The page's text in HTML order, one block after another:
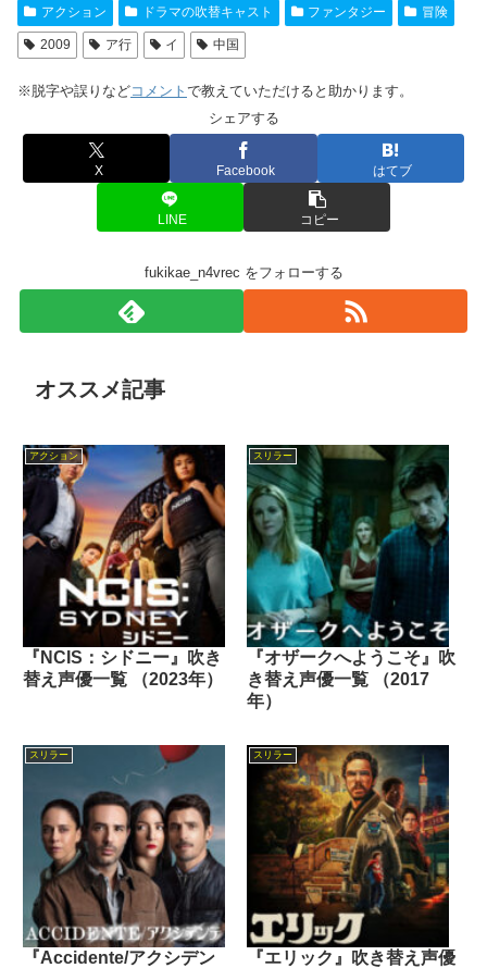
アクション ドラマの吹替キャスト ファンタジー 冒険
2009 ア行 イ 中国
※脱字や誤りなどコメント で教えていただけると助かります。
シェアする
X Facebook はてブ
LINE コピー
fukikae_n4vrec をフォローする
オススメ記事
アクション
『NCIS：シドニー』吹き
替え声優一覧 （2023年）
スリラー
『オザークへようこそ』吹
き替え声優一覧 （2017
年）
スリラー
『Accidente/アクシデン
スリラー
『エリック』吹き替え声優